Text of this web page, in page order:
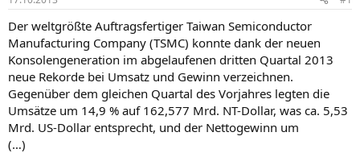
Der weltgrößte Auftragsfertiger Taiwan Semiconductor
Manufacturing Company (TSMC) konnte dank der neuen
Konsolengeneration im abgelaufenen dritten Quartal 2013
neue Rekorde bei Umsatz und Gewinn verzeichnen.
Gegenüber dem gleichen Quartal des Vorjahres legten die
Umsätze um 14,9 % auf 162,577 Mrd. NT-Dollar, was ca. 5,53
Mrd. US-Dollar entsprecht, und der Nettogewinn um
(…)